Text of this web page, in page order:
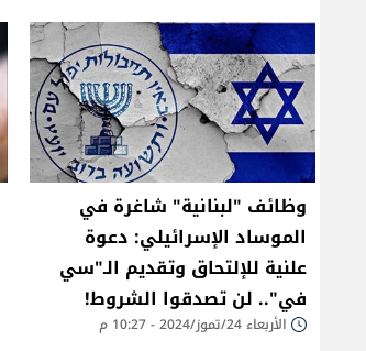
وظائف "لبنانية" شاغرة في
الموساد الإسرائيلي: دعوة
علنية للإلتحاق وتقديم الـ"سي
في".. لن تصدقوا الشروط!
الأربعاء 24/تموز/2024 - 10:27 م